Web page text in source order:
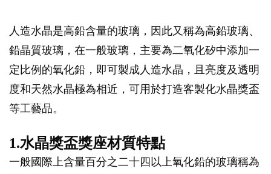
人造水晶是高鉛含量的玻璃，因此又稱為高鉛玻璃、
鉛晶質玻璃，在一般玻璃，主要為二氧化矽中添加一
定比例的氧化鉛，即可製成人造水晶，且亮度及透明
度和天然水晶極為相近，可用於打造客製化水晶獎盃
等工藝品。
1.水晶獎盃獎座材質特點
一般國際上含量百分之二十四以上氧化鉛的玻璃稱為